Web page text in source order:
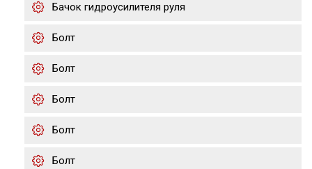
Бачок гидроусилителя руля
Болт
Болт
Болт
Болт
Болт